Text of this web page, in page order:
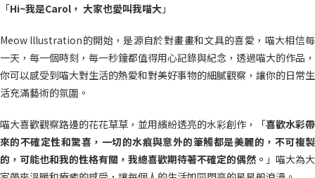
「Hi~我是Carol， 大家也愛叫我喵大 」
Meow Illustration的開始，是源自於對畫畫和文具的喜愛，喵大相信每
一天，每一個時刻，每一秒鐘都值得用心記錄與紀念，透過喵大的作品，
你可以感受到喵大對生活的熱愛和對美好事物的細膩觀察，讓你的日常生
活充滿藝術的氛圍。
喵大喜歡觀察路邊的花花草草，並用繽紛透亮的水彩創作，「喜歡水彩帶
來的不確定性和驚喜，一切的水痕與意外的筆觸都是美麗的，不可複製
的，可能也和我的性格有關，我總喜歡期待著不確定的偶然。 」喵大為大